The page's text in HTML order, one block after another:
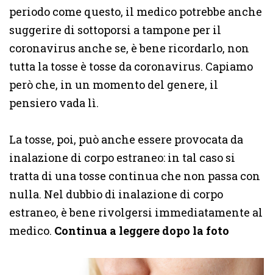
periodo come questo, il medico potrebbe anche
suggerire di sottoporsi a tampone per il
coronavirus anche se, è bene ricordarlo, non
tutta la tosse è tosse da coronavirus. Capiamo
però che, in un momento del genere, il
pensiero vada lì.
La tosse, poi, può anche essere provocata da
inalazione di corpo estraneo: in tal caso si
tratta di una tosse continua che non passa con
nulla. Nel dubbio di inalazione di corpo
estraneo, è bene rivolgersi immediatamente al
medico. Continua a leggere dopo la foto